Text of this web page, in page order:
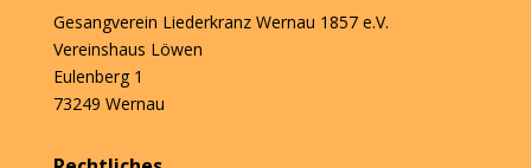
Gesangverein Liederkranz Wernau 1857 e.V.
Vereinshaus Löwen
Eulenberg 1
73249 Wernau